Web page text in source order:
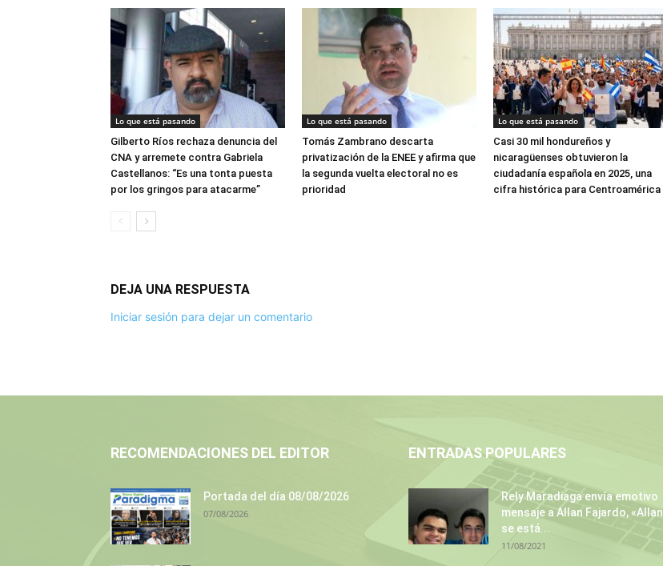
Lo que está pasando
Gilberto Ríos rechaza denuncia del
CNA y arremete contra Gabriela
Castellanos: “Es una tonta puesta
por los gringos para atacarme”
Lo que está pasando
Tomás Zambrano descarta
privatización de la ENEE y afirma que
la segunda vuelta electoral no es
prioridad
Lo que está pasando
Casi 30 mil hondureños y
nicaragüenses obtuvieron la
ciudadanía española en 2025, una
cifra histórica para Centroamérica
DEJA UNA RESPUESTA
Iniciar sesión para dejar un comentario
RECOMENDACIONES DEL EDITOR
Portada del día 08/08/2026
07/08/2026
ENTRADAS POPULARES
Rely Maradiaga envía emotivo
mensaje a Allan Fajardo, «Allan
se está...
11/08/2021